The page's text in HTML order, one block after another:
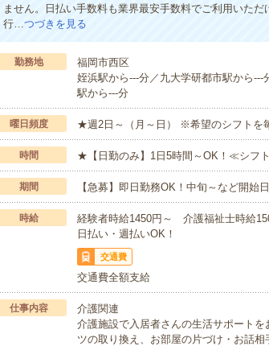
ません。日払い手数料も業界最安手数料でご利用いた
行…つづきを見る
勤務地
福岡市西区
姪浜駅から---分／九大学研都市駅から
駅から---分
曜日頻度 ★週2日～（月～日） ※希望のシフトを
時間 ★【日勤のみ】1日5時間～OK！≪シフ
期間 【急募】即日勤務OK！中旬～など開
時給
経験者時給1450円～ 介護福祉士時給
日払い・週払いOK！
交通費
交通費全額支給
仕事内容
介護関連
介護施設で入居者さんの生活サポート
ツの取り換え、お部屋の片づけ・お話